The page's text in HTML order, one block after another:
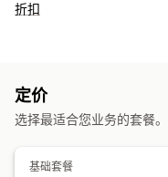
折扣
定价
选择最适合您业务的套餐。
基础套餐